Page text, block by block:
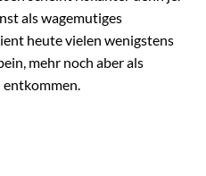
als wagemutiges
heute vielen wenigstens
mehr noch aber als
entkommen.